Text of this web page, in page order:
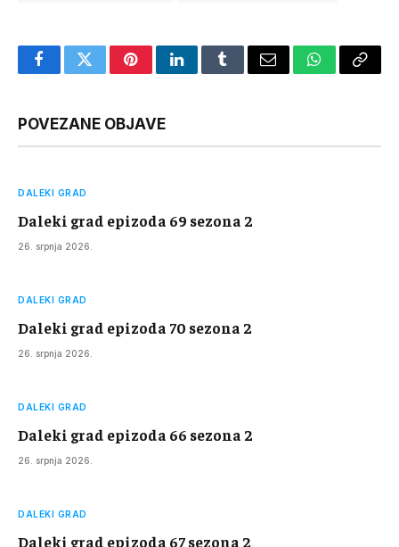
FacebookTwitterPinterestLinkedInTumblrEmail WhatsApp
Copy
POVEZANE OBJAVE
DALEKI GRAD
Daleki grad epizoda 69 sezona 2
26. srpnja 2026.
DALEKI GRAD
Daleki grad epizoda 70 sezona 2
26. srpnja 2026.
DALEKI GRAD
Daleki grad epizoda 66 sezona 2
26. srpnja 2026.
DALEKI GRAD
Daleki grad epizoda 67 sezona 2